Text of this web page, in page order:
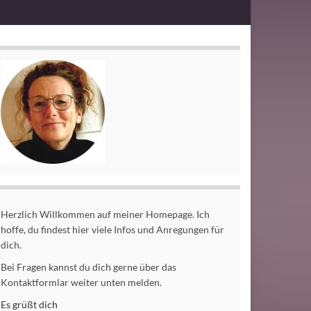
Herzlich Willkommen auf meiner Homepage. Ich
hoffe, du findest hier viele Infos und Anregungen für
dich.
Bei Fragen kannst du dich gerne über das
Kontaktformlar weiter unten melden.
Es grüßt dich